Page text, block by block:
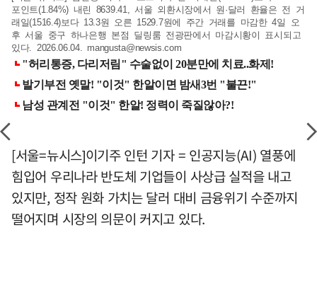
포인트(1.84%) 내린 8639.41, 서울 외환시장에서 원·달러 환율은 전 거
래일(1516.4)보다 13.3원 오른 1529.7원에 주간 거래를 마감한 4일 오
후 서울 중구 하나은행 본점 딜링룸 전광판에서 마감시황이 표시되고
있다. 2026.06.04. mangusta@newsis.com
[서울=뉴시스]이기주 인턴 기자 = 인공지능(AI) 열풍에
힘입어 우리나라 반도체 기업들이 사상급 실적을 내고
있지만, 정작 원화 가치는 달러 대비 금융위기 수준까지
떨어지며 시장의 의문이 커지고 있다.